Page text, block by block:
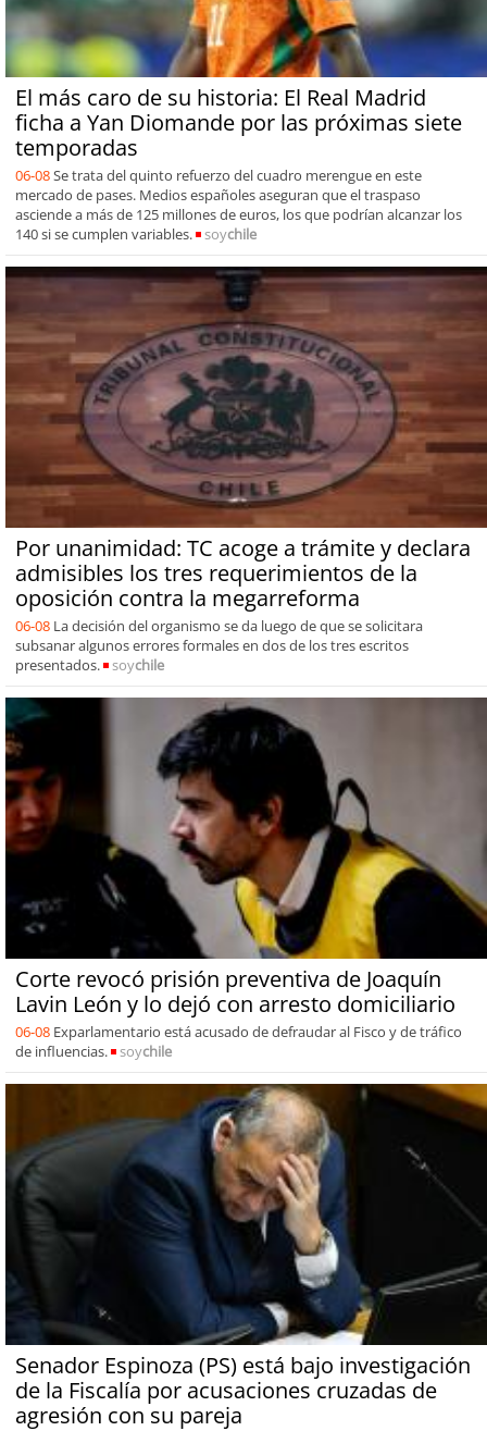
El más caro de su historia: El Real Madrid
ficha a Yan Diomande por las próximas siete
temporadas
06-08Se trata del quinto refuerzo del cuadro merengue en este
mercado de pases. Medios españoles aseguran que el traspaso
asciende a más de 125 millones de euros, los que podrían alcanzar los
140 si se cumplen variables.
soychile
Por unanimidad: TC acoge a trámite y declara
admisibles los tres requerimientos de la
oposición contra la megarreforma
06-08 La decisión del organismo se da luego de que se solicitara
subsanar algunos errores formales en dos de los tres escritos
presentados.
soychile
Corte revocó prisión preventiva de Joaquín
Lavin León y lo dejó con arresto domiciliario
06-08 Exparlamentario está acusado de defraudar al Fisco y de tráfico
de influencias.
soychile
Senador Espinoza (PS) está bajo investigación
de la Fiscalía por acusaciones cruzadas de
agresión con su pareja